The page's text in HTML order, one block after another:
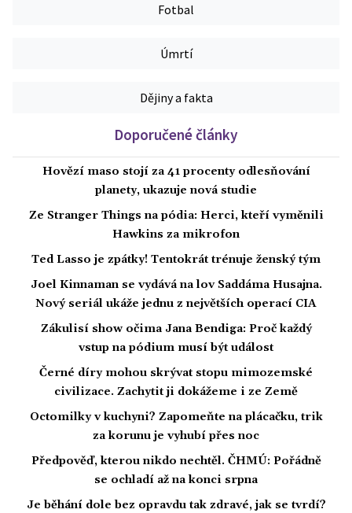
Fotbal
Úmrtí
Dějiny a fakta
Doporučené články
Hovězí maso stojí za 41 procenty odlesňování
planety, ukazuje nová studie
Ze Stranger Things na pódia: Herci, kteří vyměnili
Hawkins za mikrofon
Ted Lasso je zpátky! Tentokrát trénuje ženský tým
Joel Kinnaman se vydává na lov Saddáma Husajna.
Nový seriál ukáže jednu z největších operací CIA
Zákulisí show očima Jana Bendiga: Proč každý
vstup na pódium musí být událost
Černé díry mohou skrývat stopu mimozemské
civilizace. Zachytit ji dokážeme i ze Země
Octomilky v kuchyni? Zapomeňte na plácačku, trik
za korunu je vyhubí přes noc
Předpověď, kterou nikdo nechtěl. ČHMÚ: Pořádně
se ochladí až na konci srpna
Je běhání dole bez opravdu tak zdravé, jak se tvrdí?